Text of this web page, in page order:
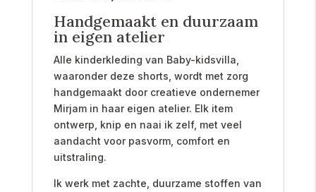
Handgemaakt en duurzaam
in eigen atelier
Alle kinderkleding van Baby-kidsvilla,
waaronder deze shorts, wordt met zorg
handgemaakt door creatieve ondernemer
Mirjam in haar eigen atelier. Elk item
ontwerp, knip en naai ik zelf, met veel
aandacht voor pasvorm, comfort en
uitstraling.
Ik werk met zachte, duurzame stoffen van